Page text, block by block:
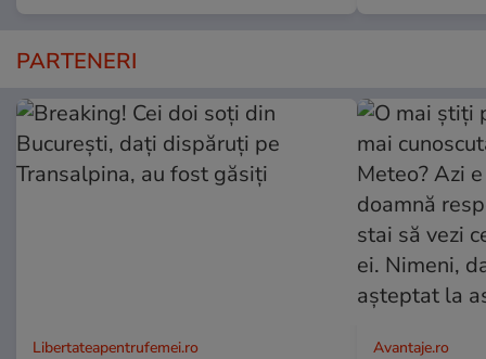
PARTENERI
Libertateapentrufemei.ro Avantaje.ro